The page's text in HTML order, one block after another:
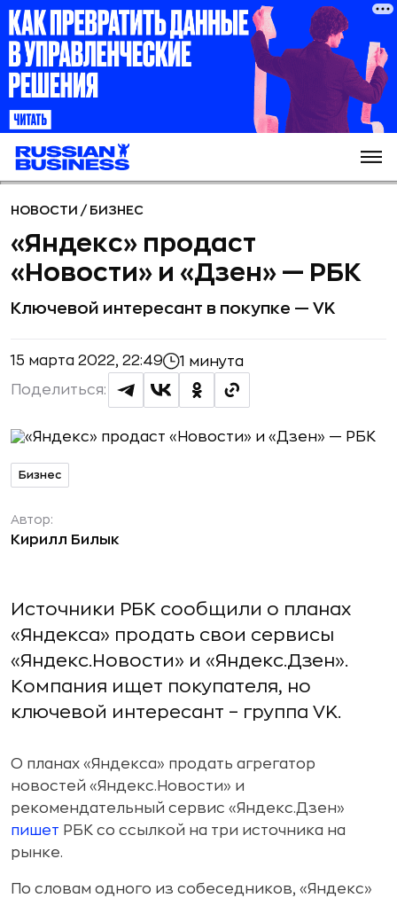
НОВОСТИ / БИЗНЕС
«Яндекс» продаcт
«Новости» и «Дзен» — РБК
Ключевой интересант в покупке — VK
15 марта 2022, 22:49 1 минута
Поделиться:
Бизнес
Автор:
Кирилл Билык
Источники РБК сообщили о планах
«Яндекса» продать свои сервисы
«Яндекс.Новости» и «Яндекс.Дзен».
Компания ищет покупателя, но
ключевой интересант – группа VK.
О планах «Яндекса» продать агрегатор
новостей «Яндекс.Новости» и
рекомендательный сервис «Яндекс.Дзен»
пишет РБК со ссылкой на три источника на
рынке.
По словам одного из собеседников, «Яндекс»